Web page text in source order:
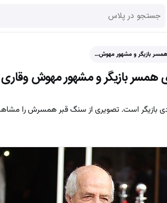
بازیگر و مشهور مهوش…
همسر بازیگر و مشهور مهوش
است. تصویری از سنگ قبر همسرش را